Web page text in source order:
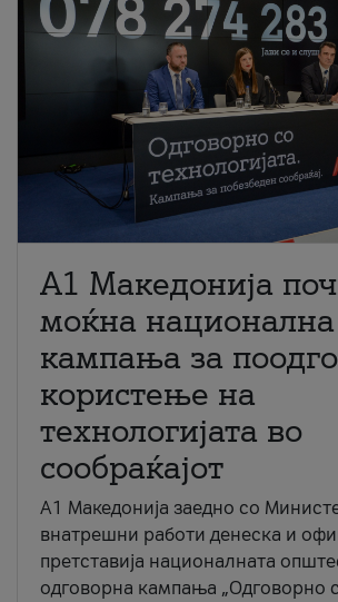
A1 Македонија
моќна национална
кампања за
користење на
технологијата во
сообраќајот
A1 Македонија заедно со
внатрешни работи денеска и
претставија националната
одговорна кампања „Одговорно